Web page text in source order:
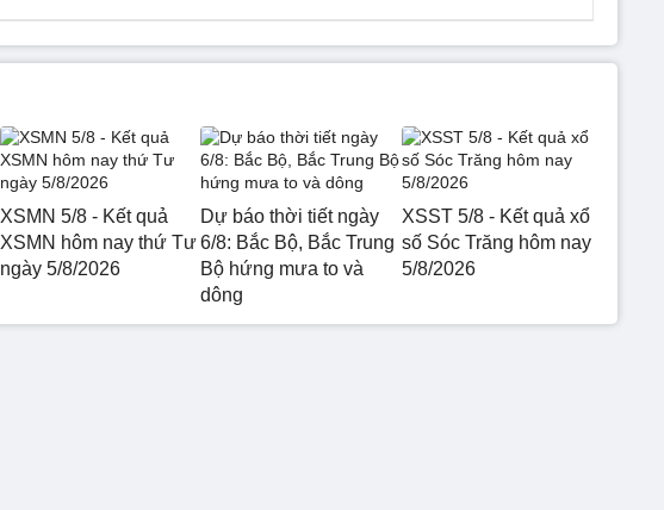
XSMN 5/8 - Kết quả
XSMN hôm nay thứ Tư
ngày 5/8/2026
Dự báo thời tiết ngày
6/8: Bắc Bộ, Bắc Trung
Bộ hứng mưa to và
dông
XSST 5/8 - Kết quả xổ
số Sóc Trăng hôm nay
5/8/2026